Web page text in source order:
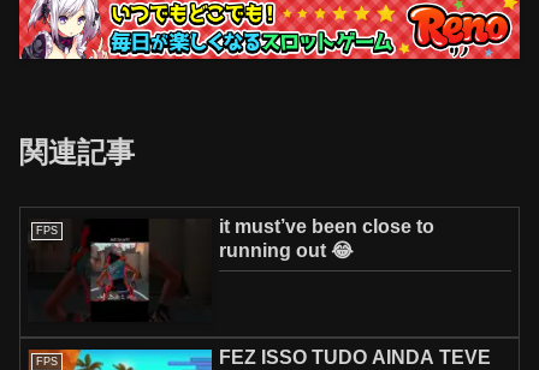
関連記事
FPS
it must’ve been close to
running out 😂
FPS
FEZ ISSO TUDO AINDA TEVE